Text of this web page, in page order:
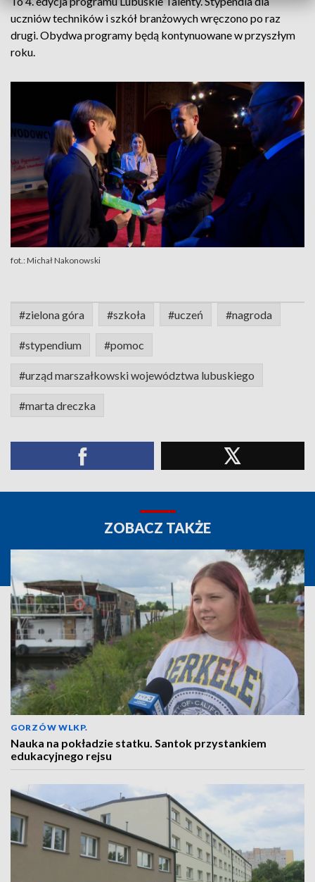
uczniów techników i szkół branżowych wręczono po raz
drugi. Obydwa programy będą kontynuowane w przyszłym
roku.
fot.: Michał Nakonowski
#zielona góra #szkoła #uczeń #nagroda
#stypendium #pomoc
#urząd marszałkowski województwa lubuskiego
#marta dreczka
ZOBACZ TAKŻE
GORZÓW WLKP.
Nauka na pokładzie statku. Santok przystankiem
edukacyjnego rejsu